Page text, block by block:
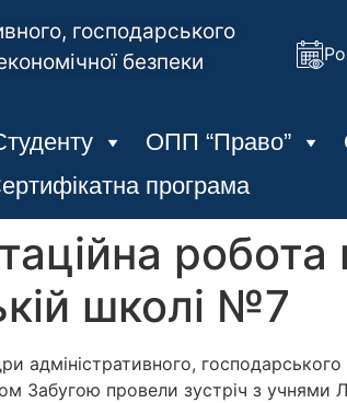
господарського
безпеки
ОПП “Право”
програма
школі №7
адміністративного,
Забугою провели зустріч з учнями